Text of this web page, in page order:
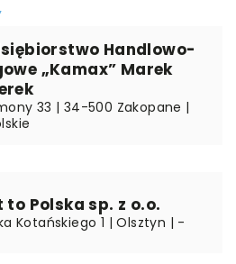
Handlowo-
„Kamax” Marek
33 | 34-500 Zakopane |
to Polska sp. z o.o.
Kotańskiego 1 | Olsztyn | -